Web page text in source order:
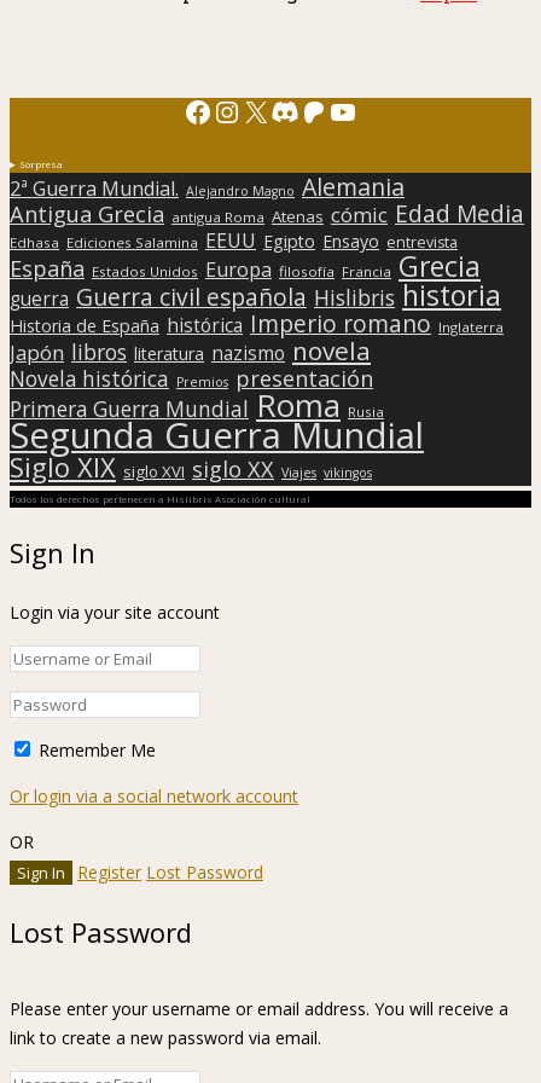
Facebook
Instagram
X Discord
Patreon
YouTube
Sorpresa
2ª Guerra Mundial. Alejandro Magno Alemania
Antigua Grecia antigua Roma Atenas cómic Edad Media
Edhasa Ediciones Salamina EEUU Egipto Ensayo entrevista
España Estados Unidos Europa filosofía Francia Grecia
guerra Guerra civil española Hislibris historia
Historia de España histórica Imperio romano Inglaterra
Japón libros literatura nazismo novela
Novela histórica Premios presentación
Primera Guerra Mundial Roma Rusia
Segunda Guerra Mundial
Siglo XIX siglo XVI siglo XX Viajes vikingos
Todos los derechos pertenecen a Hislibris Asociación cultural
Sign In
Login via your site account
Remember Me
Or login via a social network account
OR
Register Lost Password
Lost Password
Please enter your username or email address. You will receive a
link to create a new password via email.